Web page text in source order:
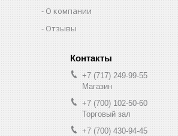
О компании
Отзывы
+7 (717) 249-99-55
Магазин
+7 (700) 102-50-60
Торговый зал
+7 (700) 430-94-45